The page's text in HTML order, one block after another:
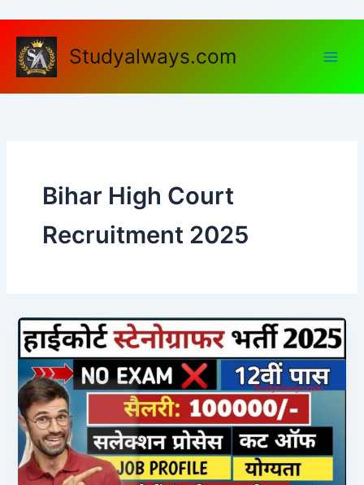
content
Studyalways.com
Bihar High Court
Recruitment 2025